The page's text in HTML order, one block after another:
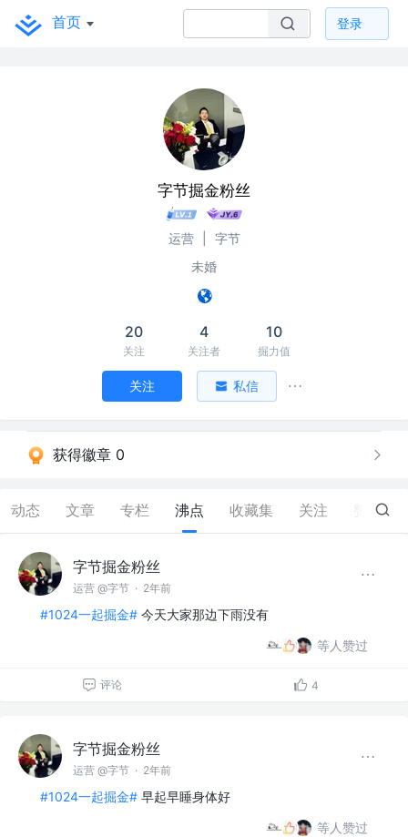
首页 登录
字节掘金粉丝
运营
字节
未婚
20
关注
4
关注者
10
掘力值
关注 私信
获得徽章 0
动态 文章 专栏 沸点 收藏集 关注 36
字节掘金粉丝
运营 @字节 · 2年前
#1024一起掘金# 今天大家那边下雨没有
等人赞过
评论 4
字节掘金粉丝
运营 @字节 · 2年前
#1024一起掘金# 早起早睡身体好
等人赞过